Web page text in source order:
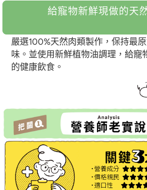
給寵物新鮮現做的天
嚴選100%天然肉類製作，保持最
味。並使用新鮮植物油調理，給寵
的健康飲食。
˙營養成分
˙價格親民
˙適口性